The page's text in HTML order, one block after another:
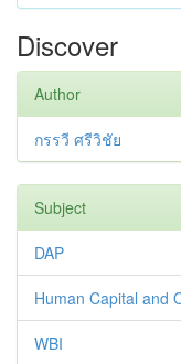
Discover
Author
กรรวี ศรีวิชัย
Subject
DAP
Human Capital and
WBI